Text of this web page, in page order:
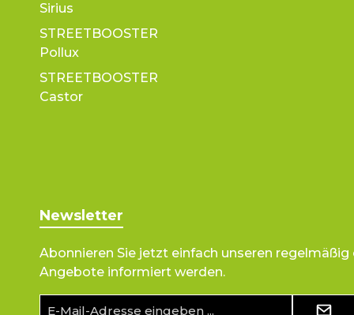
Sirius
STREETBOOSTER
Pollux
STREETBOOSTER
Castor
Newsletter
Abonnieren Sie jetzt einfach unseren
Angebote informiert werden.